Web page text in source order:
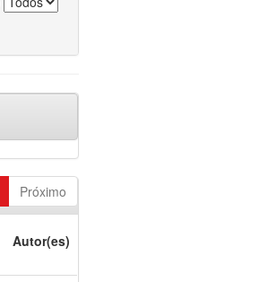
Próximo
Autor(es)